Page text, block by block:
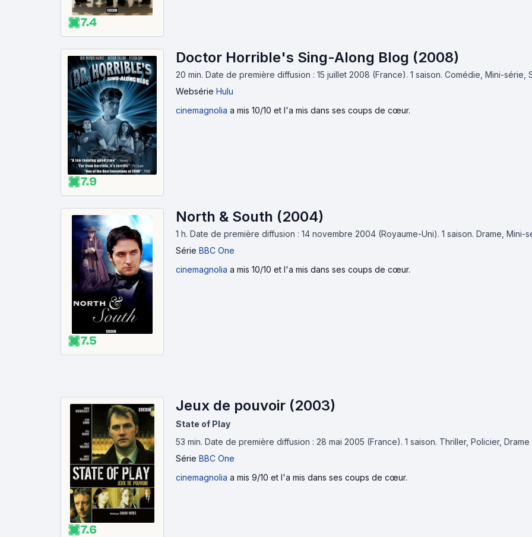
7.4
7.9
Doctor Horrible's Sing-Along Blog (2008)
20 min. Date de première diffusion : 15 juillet 2008 (France). 1 saison. Comédie, Mini-série,
Websérie Hulu
cinemagnolia a mis 10/10 et l'a mis dans ses coups de cœur.
7.5
North & South (2004)
1 h. Date de première diffusion : 14 novembre 2004 (Royaume-Uni). 1 saison. Drame, Mini-
Série BBC One
cinemagnolia a mis 10/10 et l'a mis dans ses coups de cœur.
7.6
Jeux de pouvoir (2003)
State of Play
53 min. Date de première diffusion : 28 mai 2005 (France). 1 saison. Thriller, Policier, Drame
Série BBC One
cinemagnolia a mis 9/10 et l'a mis dans ses coups de cœur.